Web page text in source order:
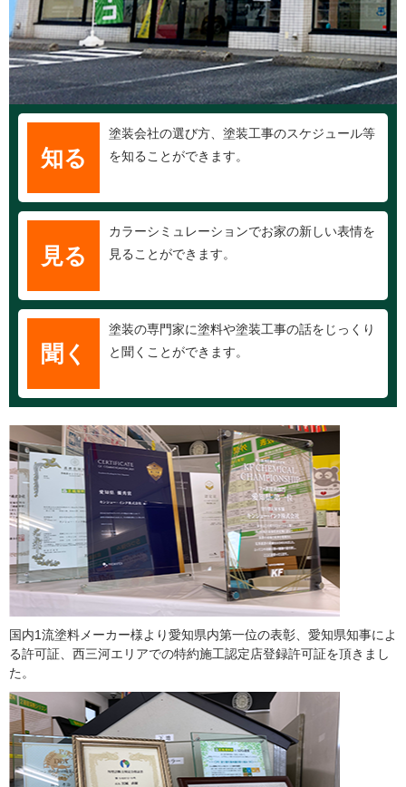
知る
塗装会社の選び方、塗装工事のスケジュール等
を知ることができます。
見る
カラーシミュレーションでお家の新しい表情を
見ることができます。
聞く
塗装の専門家に塗料や塗装工事の話をじっくり
と聞くことができます。
国内1流塗料メーカー様より愛知県内第一位の表彰、愛知県知事によ
る許可証、西三河エリアでの特約施工認定店登録許可証を頂きまし
た。